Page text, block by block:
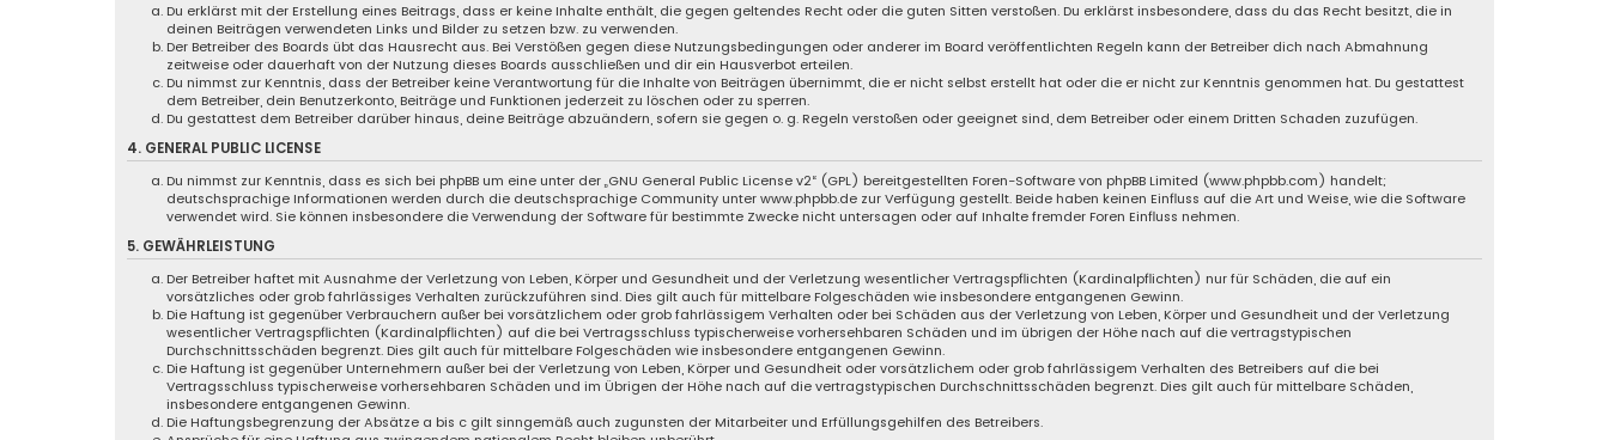
Du erklärst mit der Erstellung eines Beitrags, dass er keine Inhalte enthält, die gegen geltendes Recht oder die guten Sitten verstoßen. Du erklärst insbesondere, dass du das Recht besitzt, die in
deinen Beiträgen verwendeten Links und Bilder zu setzen bzw. zu verwenden.
Der Betreiber des Boards übt das Hausrecht aus. Bei Verstößen gegen diese Nutzungsbedingungen oder anderer im Board veröffentlichten Regeln kann der Betreiber dich nach Abmahnung
zeitweise oder dauerhaft von der Nutzung dieses Boards ausschließen und dir ein Hausverbot erteilen.
Du nimmst zur Kenntnis, dass der Betreiber keine Verantwortung für die Inhalte von Beiträgen übernimmt, die er nicht selbst erstellt hat oder die er nicht zur Kenntnis genommen hat. Du gestattest
dem Betreiber, dein Benutzerkonto, Beiträge und Funktionen jederzeit zu löschen oder zu sperren.
Du gestattest dem Betreiber darüber hinaus, deine Beiträge abzuändern, sofern sie gegen o. g. Regeln verstoßen oder geeignet sind, dem Betreiber oder einem Dritten Schaden zuzufügen.
4. GENERAL PUBLIC LICENSE
Du nimmst zur Kenntnis, dass es sich bei phpBB um eine unter der „GNU General Public License v2“ (GPL) bereitgestellten Foren-Software von phpBB Limited (www.phpbb.com) handelt;
deutschsprachige Informationen werden durch die deutschsprachige Community unterwww.phpbb.de zur Verfügung gestellt. Beide haben keinen Einfluss auf die Art und Weise, wie die Software
verwendet wird. Sie können insbesondere die Verwendung der Software für bestimmte Zwecke nicht untersagen oder auf Inhalte fremder Foren Einfluss nehmen.
5. GEWÄHRLEISTUNG
Der Betreiber haftet mit Ausnahme der Verletzung von Leben, Körper und Gesundheit und der Verletzung wesentlicher Vertragspflichten (Kardinalpflichten) nur für Schäden, die auf ein
vorsätzliches oder grob fahrlässiges Verhalten zurückzuführen sind. Dies gilt auch für mittelbare Folgeschäden wie insbesondere entgangenen Gewinn.
Die Haftung ist gegenüber Verbrauchern außer bei vorsätzlichem oder grob fahrlässigem Verhalten oder bei Schäden aus der Verletzung von Leben, Körper und Gesundheit und der Verletzung
wesentlicher Vertragspflichten (Kardinalpflichten) auf die bei Vertragsschluss typischerweise vorhersehbaren Schäden und im übrigen der Höhe nach auf die vertragstypischen
Durchschnittsschäden begrenzt. Dies gilt auch für mittelbare Folgeschäden wie insbesondere entgangenen Gewinn.
Die Haftung ist gegenüber Unternehmern außer bei der Verletzung von Leben, Körper und Gesundheit oder vorsätzlichem oder grob fahrlässigem Verhalten des Betreibers auf die bei
Vertragsschluss typischerweise vorhersehbaren Schäden und im Übrigen der Höhe nach auf die vertragstypischen Durchschnittsschäden begrenzt. Dies gilt auch für mittelbare Schäden,
insbesondere entgangenen Gewinn.
Die Haftungsbegrenzung der Absätze a bis c gilt sinngemäß auch zugunsten der Mitarbeiter und Erfüllungsgehilfen des Betreibers.